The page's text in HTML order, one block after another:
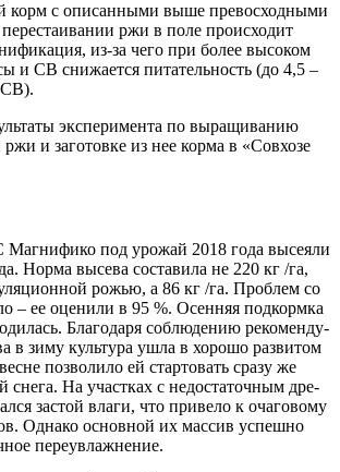
корм с опи­сан­ны­ми выше пре­вос­ход­ны­ми
ржи в поле про­ис­хо­дит
из-за чего при более высо­ком
и СВ сни­жа­ет­ся пита­тель­ность (до 4,5 –
экс­пе­ри­мен­та по выра­щи­ва­нию
и заго­тов­ке из нее кор­ма в «Сов­хо­зе
под уро­жай 2018 года высе­я­ли
Нор­ма высе­ва соста­ви­ла не 220 кг /га,
рожью, а 86 кг /га. Про­блем со
– ее оце­ни­ли в 95 %. Осен­няя под­корм­ка
Бла­го­да­ря соблю­де­нию реко­мен­ду­
в зиму куль­ту­ра ушла в хоро­шо раз­ви­том
поз­во­ли­ло ей стар­то­вать сра­зу же
сне­га. На участ­ках с недо­ста­точ­ным дре­
застой вла­ги, что при­ве­ло к оча­го­во­му
Одна­ко основ­ной их мас­сив успеш­но
переувлажнение.